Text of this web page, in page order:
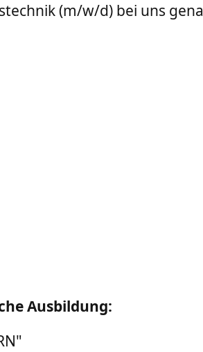
(m/w/d) bei uns
Ausbildung: